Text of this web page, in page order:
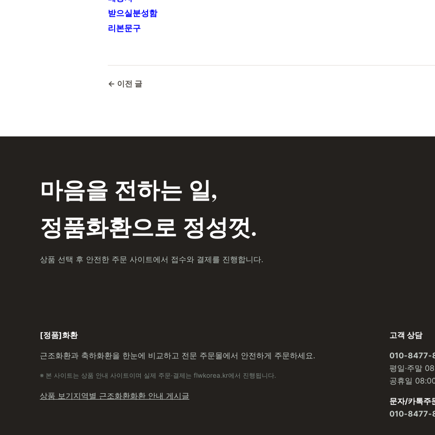
받으실분성함
리본문구
← 이전 글
마음을 전하는 일,
정품화환으로 정성껏.
상품 선택 후 안전한 주문 사이트에서 접수와 결제를 진행합니다.
[정품]화환
근조화환과 축하화환을 한눈에 비교하고 전문 주문몰에서 안전하게 주문하세요.
※ 본 사이트는 상품 안내 사이트이며 실제 주문·결제는 flwkorea.kr에서 진행됩니다.
상품 보기지역별 근조화환화환 안내 게시글
고객 상담
010-8477-
평일·주말
공휴일
문자/카톡주
010-8477-